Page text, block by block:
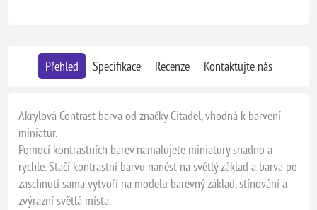
Přehled Specifikace Recenze Kontaktujte nás
Akrylová Contrast barva od značky Citadel, vhodná k barvení
miniatur.
Pomocí kontrastních barev namalujete miniatury snadno a
rychle. Stačí kontrastní barvu nanést na světlý základ a barva po
zaschnutí sama vytvoří na modelu barevný základ, stínování a
zvýrazní světlá místa.